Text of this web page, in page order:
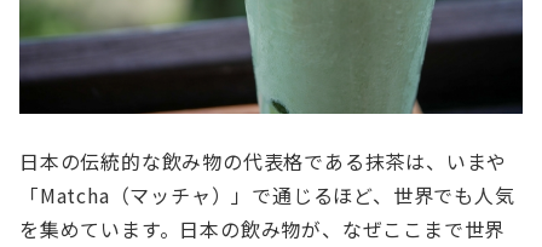
日本の伝統的な飲み物の代表格である抹茶は、いまや
「Matcha（マッチャ）」で通じるほど、世界でも人気
を集めています。日本の飲み物が、なぜここまで世界